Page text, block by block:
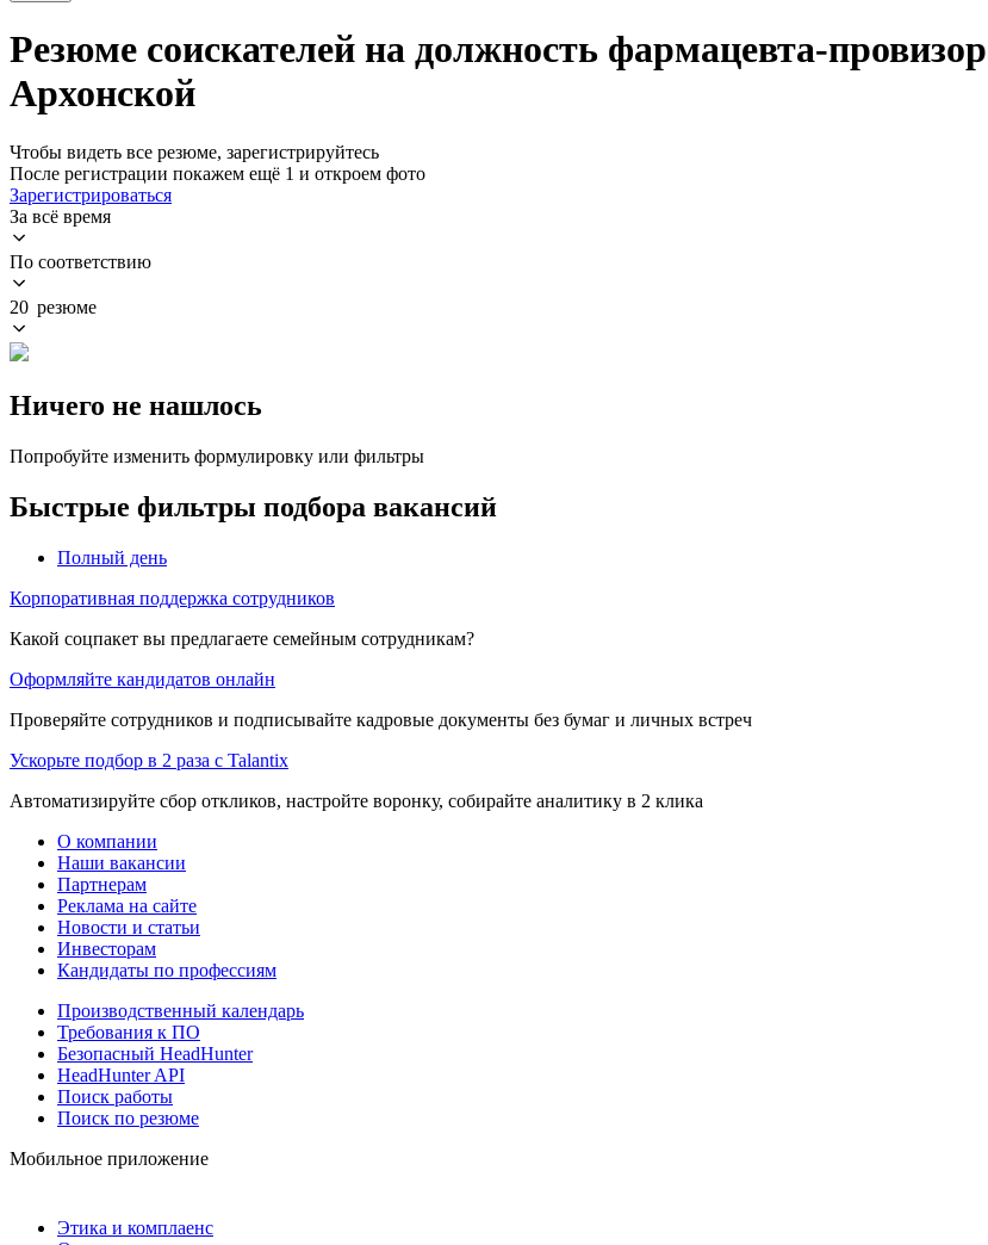
Резюме соискателей на должность фармацевта-
Архонской
Чтобы видеть все резюме, зарегистрируйтесь
После регистрации покажем ещё 1 и откроем фото
Зарегистрироваться
За всё время
По соответствию
20 резюме
Ничего не нашлось
Попробуйте изменить формулировку или фильтры
Быстрые фильтры подбора вакансий
Полный день
Корпоративная поддержка сотрудников
Какой соцпакет вы предлагаете семейным сотрудникам?
Оформляйте кандидатов онлайн
Проверяйте сотрудников и подписывайте кадровые документы без бумаг и личных встреч
Ускорьте подбор в 2 раза с Talantix
Автоматизируйте сбор откликов, настройте воронку, собирайте аналитику в 2 клика
О компании
Наши вакансии
Партнерам
Реклама на сайте
Новости и статьи
Инвесторам
Кандидаты по профессиям
Производственный календарь
Требования к ПО
Безопасный HeadHunter
HeadHunter API
Поиск работы
Поиск по резюме
Мобильное приложение
Этика и комплаенс